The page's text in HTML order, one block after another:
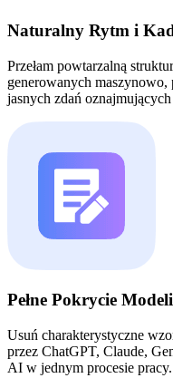
Naturalny Rytm i
Przełam powtarzalną
generowanych maszynowo,
jasnych zdań
Pełne Pokrycie Modeli
Usuń charakterystyczne
przez ChatGPT, Claude,
AI w jednym procesie pracy.